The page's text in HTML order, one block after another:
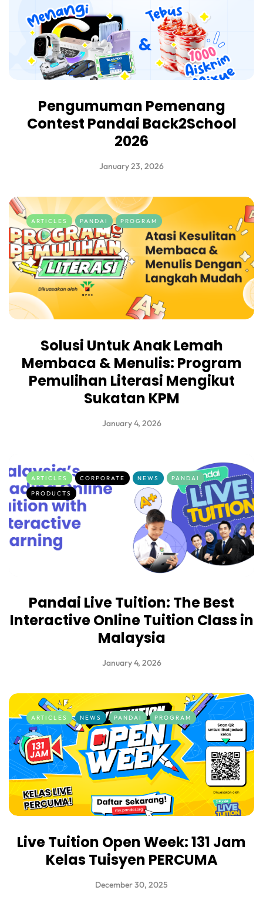
Pengumuman Pemenang
Contest Pandai Back2School
2026
January 23, 2026
ARTICLES PANDAI PROGRAM
Solusi Untuk Anak Lemah
Membaca & Menulis: Program
Pemulihan Literasi Mengikut
Sukatan KPM
January 4, 2026
ARTICLES CORPORATE NEWS
PANDAI
PRODUCTS
Pandai Live Tuition: The Best
Interactive Online Tuition Class in
Malaysia
January 4, 2026
ARTICLES NEWS PANDAI PROGRAM
Live Tuition Open Week: 131 Jam
Kelas Tuisyen PERCUMA
December 30, 2025